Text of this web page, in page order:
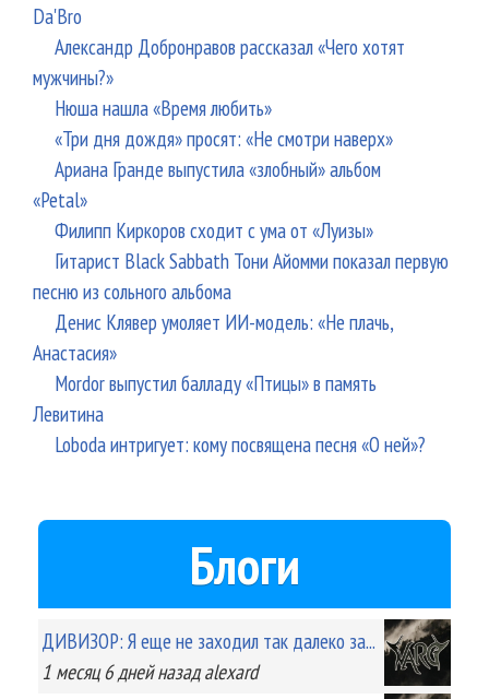
Da'Bro
Александр Добронравов рассказал «Чего хотят
мужчины?»
Нюша нашла «Время любить»
«Три дня дождя» просят: «Не смотри наверх»
Ариана Гранде выпустила «злобный» альбом
«Petal»
Филипп Киркоров сходит с ума от «Луизы»
Гитарист Black Sabbath Тони Айомми показал первую
песню из сольного альбома
Денис Клявер умоляет ИИ-модель: «Не плачь,
Анастасия»
Mordor выпустил балладу «Птицы» в память
Левитина
Loboda интригует: кому посвящена песня «О ней»?
Блоги
ДИВИЗОР: Я еще не заходил так далеко за...
1 месяц 6 днейназад alexard